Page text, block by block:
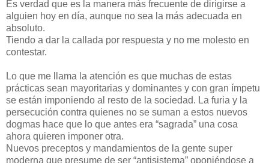
Es verdad que es la manera más frecuente de dirigirse a
alguien hoy en día, aunque no sea la más adecuada en
absoluto.
Tiendo a dar la callada por respuesta y no me molesto en
contestar.
Lo que me llama la atención es que muchas de estas
prácticas sean mayoritarias y dominantes y con gran ímpetu
se están imponiendo al resto de la sociedad. La furia y la
persecución contra quienes no se suman a estos nuevos
dogmas hace que lo que antes era “sagrada” una cosa
ahora quieren imponer otra.
Nuevos preceptos y mandamientos de la gente super
moderna que presume de ser “antisistema” oponiéndose a